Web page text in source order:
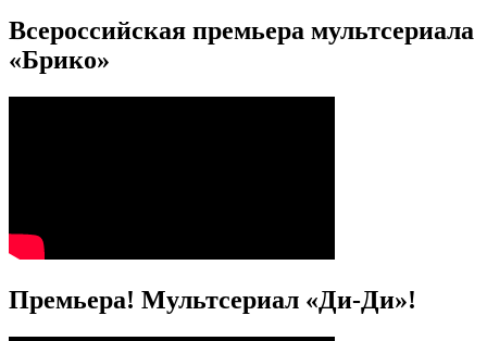
Всероссийская премьера мультсериала
«Брико»
Премьера! Мультсериал «Ди-Ди»!